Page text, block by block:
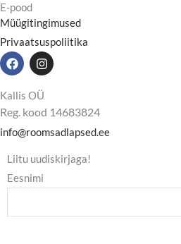
E-pood
Müügitingimused
Privaatsuspoliitika
F
a
e
o
o
k
I
n
t
a
g
r
a
m
Kallis OÜ
Reg. kood 14683824
info@roomsadlapsed.ee
Liitu uudiskirjaga!
Eesnimi